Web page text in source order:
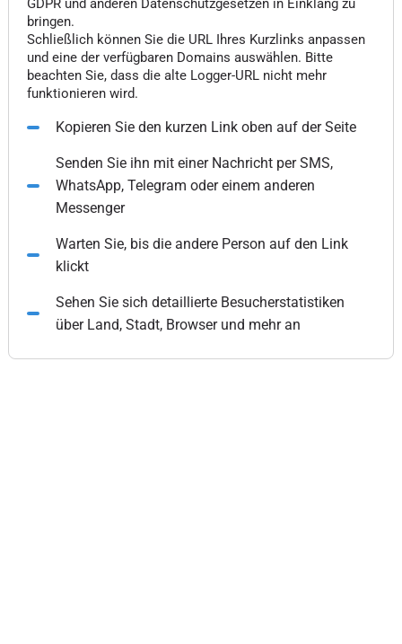
GDPR und anderen Datenschutzgesetzen in Einklang zu
bringen.
Schließlich können Sie die URL Ihres Kurzlinks anpassen
und eine der verfügbaren Domains auswählen. Bitte
beachten Sie, dass die alte Logger-URL nicht mehr
funktionieren wird.
Kopieren Sie den kurzen Link oben auf der Seite
Senden Sie ihn mit einer Nachricht per SMS,
WhatsApp, Telegram oder einem anderen
Messenger
Warten Sie, bis die andere Person auf den Link
klickt
Sehen Sie sich detaillierte Besucherstatistiken
über Land, Stadt, Browser und mehr an